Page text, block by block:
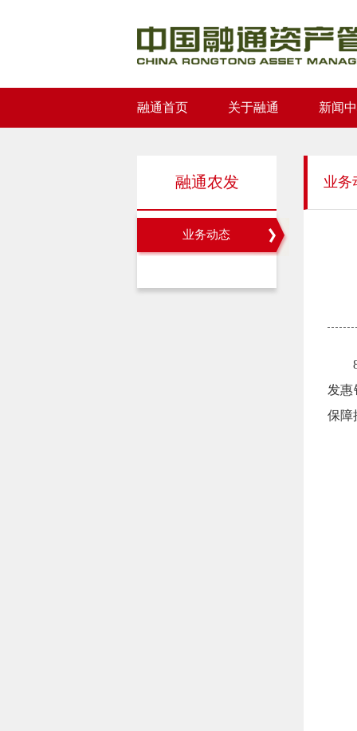
融通首页 关于融通 新闻
融通农发
业务动态
业务
8
发惠
保障